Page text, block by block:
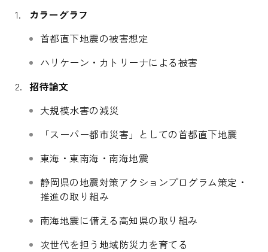
カラーグラフ
首都直下地震の被害想定
ハリケーン・カトリーナによる被害
招待論文
大規模水害の減災
「スーパー都市災害」としての首都直下地震
東海・東南海・南海地震
静岡県の地震対策アクションプログラム策定・
推進の取り組み
南海地震に備える高知県の取り組み
次世代を担う地域防災力を育てる